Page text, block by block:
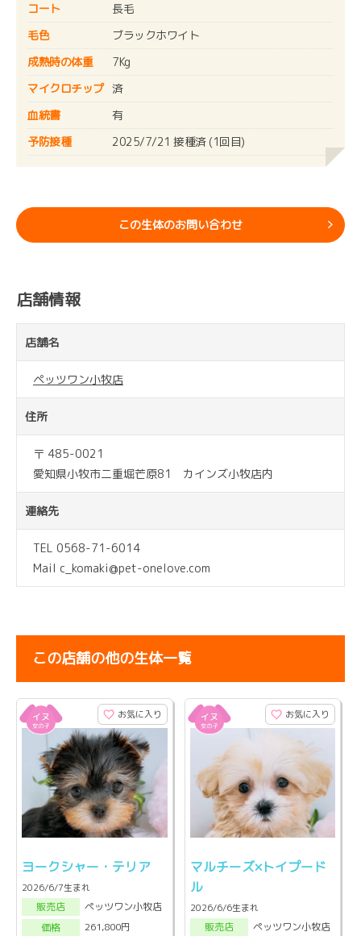
コート
長毛
毛色
ブラックホワイト
成熟時の体重
7Kg
マイクロチップ 済
血統書
有
予防接種
2025/7/21 接種済 (1回目)
この生体のお問い合わせ
店舗情報
店舗名
ペッツワン小牧店
住所
〒 485-0021
愛知県小牧市二重堀芒原81 カインズ小牧店内
連絡先
TEL 0568-71-6014
Mail c_komaki@pet-onelove.com
この店舗の他の生体一覧
お気に入り
ヨークシャー・テリア
2026/6/7生まれ
販売店
ペッツワン小牧店
価格
261,800円
お気に入り
マルチーズ×トイプード
ル
2026/6/6生まれ
販売店 ペッツワン小牧店